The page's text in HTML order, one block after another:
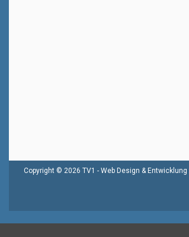
Copyright © 2026 TV1 - Web Design & Entwicklung